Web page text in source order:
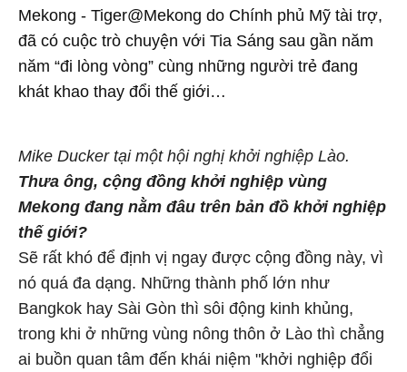
Mekong - Tiger@Mekong do Chính phủ Mỹ tài trợ,
đã có cuộc trò chuyện với Tia Sáng sau gần năm
năm “đi lòng vòng” cùng những người trẻ đang
khát khao thay đổi thế giới…
Mike Ducker tại một hội nghị khởi nghiệp Lào.
Thưa ông, cộng đồng khởi nghiệp vùng
Mekong đang nằm đâu trên bản đồ khởi nghiệp
thế giới?
Sẽ rất khó để định vị ngay được cộng đồng này, vì
nó quá đa dạng. Những thành phố lớn như
Bangkok hay Sài Gòn thì sôi động kinh khủng,
trong khi ở những vùng nông thôn ở Lào thì chẳng
ai buồn quan tâm đến khái niệm "khởi nghiệp đổi